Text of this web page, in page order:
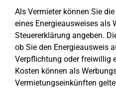
Als Vermieter können Sie
eines Energieausweises als
Steuererklärung angeben.
ob Sie den Energieausweis
Verpflichtung oder freiwillig
Kosten können als
Vermietungseinkünften